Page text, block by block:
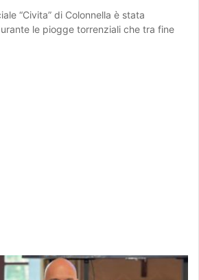
“Civita” di Colonnella è stata
le piogge torrenziali che tra fine